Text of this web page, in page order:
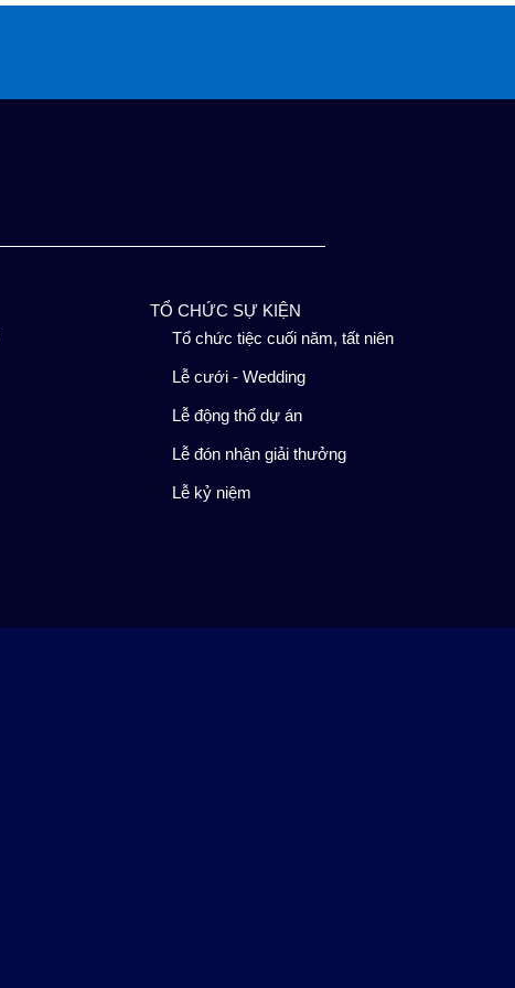
TỔ CHỨC SỰ KIỆN
Tổ chức tiệc cuối năm, tất niên
Lễ cưới - Wedding
Lễ động thổ dự án
Lễ đón nhận giải thưởng
Lễ kỷ niệm